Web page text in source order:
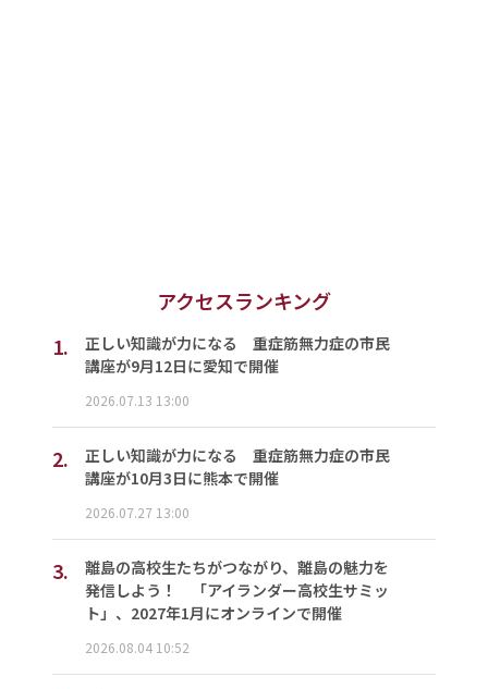
アクセスランキング
1.
正しい知識が力になる 重症筋無力症の市民
講座が9月12日に愛知で開催
2026.07.13 13:00
2.
正しい知識が力になる 重症筋無力症の市民
講座が10月3日に熊本で開催
2026.07.27 13:00
3.
離島の高校生たちがつながり、離島の魅力を
発信しよう！ 「アイランダー高校生サミッ
ト」、2027年1月にオンラインで開催
2026.08.04 10:52